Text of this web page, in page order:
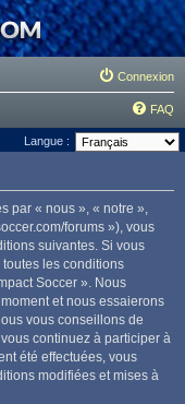
Connexion
FAQ
Langue :
par « nous », « notre »,
forums »), vous
suivantes. Si vous
toutes les conditions
Soccer ». Nous
et nous essaierons
vous conseillons de
continuez à participer à
été effectuées, vous
modifiées et mises à